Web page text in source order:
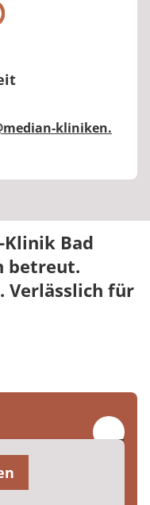
kliniken.
Klinik Bad
betreut.
Verlässlich für